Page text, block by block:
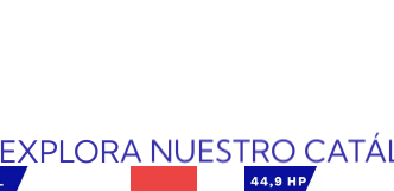
EXPLORA NUESTRO